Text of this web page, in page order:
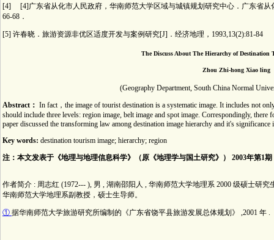
[4] [4]广东省从化市人民政府，华南师范大学区域与城镇规划研究中心．广东省从
66-68．
[5] 许春晓．旅游资源非优区适度开发与案例研究[J]．经济地理，1993,13(2):81-84
The Discuss About The Hierarchy of Destination
Zhou Zhi-hong Xiao ling
(Geography Department, South China Normal
Abstract： In fact，the image of tourist destination is a systematic image. It includes not
should include three levels: region image, belt image and spot image. Correspondingly,
paper discussed the transforming law among destination image hierarchy and it's
Key words: destination tourism image; hierarchy; region
注：本文发表于《地理与地理信息科学》（原《地理学与国土研究》） 2003年第1期
作者简介 : 周志红 (1972--- ), 男 , 湖南邵阳人 , 华南师范大学地理系 2000 级硕士研
华南师范大学地理系副教授，硕士生导师。
① 据华南师范大学旅游研究所编制的《广东省饶平县旅游发展总体规划》 ,2001 年 .